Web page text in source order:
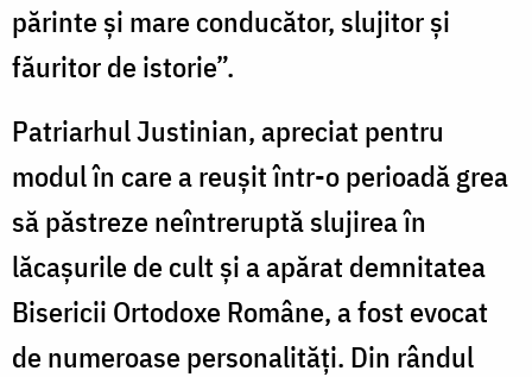
părinte şi mare conducător, slujitor şi
făuritor de istorie”.
Patriarhul Justinian, apreciat pentru
modul în care a reușit într-o perioadă grea
să păstreze neîntreruptă slujirea în
lăcașurile de cult și a apărat demnitatea
Bisericii Ortodoxe Române, a fost evocat
de numeroase personalități. Din rândul